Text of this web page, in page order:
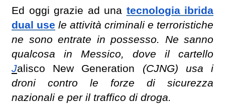
Ed oggi grazie ad una tecnologia ibrida
dual use le attività criminali e terroristiche
ne sono entrate in possesso. Ne sanno
qualcosa in Messico, dove il cartello
Jalisco New Generation (CJNG) usa i
droni contro le forze di sicurezza
nazionali e per il traffico di droga.